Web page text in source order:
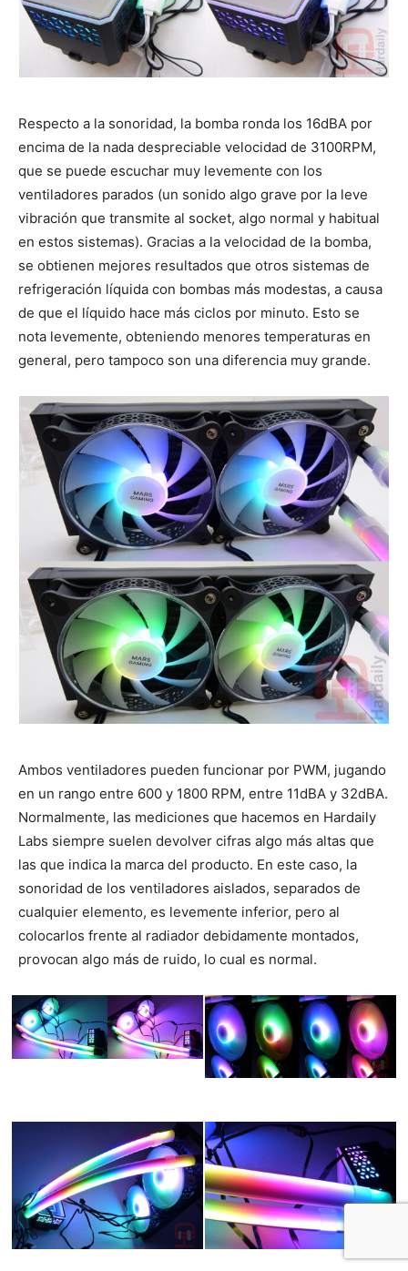
Respecto a la sonoridad, la bomba ronda los 16dBA por
encima de la nada despreciable velocidad de 3100RPM,
que se puede escuchar muy levemente con los
ventiladores parados (un sonido algo grave por la leve
vibración que transmite al socket, algo normal y habitual
en estos sistemas). Gracias a la velocidad de la bomba,
se obtienen mejores resultados que otros sistemas de
refrigeración líquida con bombas más modestas, a causa
de que el líquido hace más ciclos por minuto. Esto se
nota levemente, obteniendo menores temperaturas en
general, pero tampoco son una diferencia muy grande.
Ambos ventiladores pueden funcionar por PWM, jugando
en un rango entre 600 y 1800 RPM, entre 11dBA y 32dBA.
Normalmente, las mediciones que hacemos en Hardaily
Labs siempre suelen devolver cifras algo más altas que
las que indica la marca del producto. En este caso, la
sonoridad de los ventiladores aislados, separados de
cualquier elemento, es levemente inferior, pero al
colocarlos frente al radiador debidamente montados,
provocan algo más de ruido, lo cual es normal.